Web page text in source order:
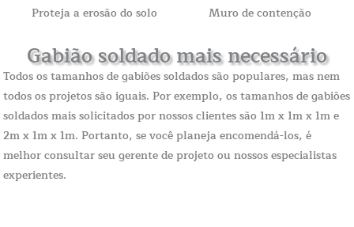
Proteja a erosão do solo Muro de contenção
Gabião soldado mais necessário
Todos os tamanhos de gabiões soldados são populares, mas nem
todos os projetos são iguais. Por exemplo, os tamanhos de gabiões
soldados mais solicitados por nossos clientes são 1m x 1m x 1m e
2m x 1m x 1m. Portanto, se você planeja encomendá-los, é
melhor consultar seu gerente de projeto ou nossos especialistas
experientes.